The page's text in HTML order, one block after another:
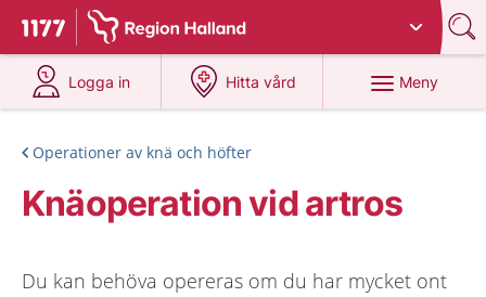
Till startsidan för 1177
Du har valt region Halland
Logga in
på 1177.se
Hitta vård
på 1177.se
Meny
Operationer av knä och höfter
Knäoperation vid artros
Du kan behöva opereras om du har mycket ont